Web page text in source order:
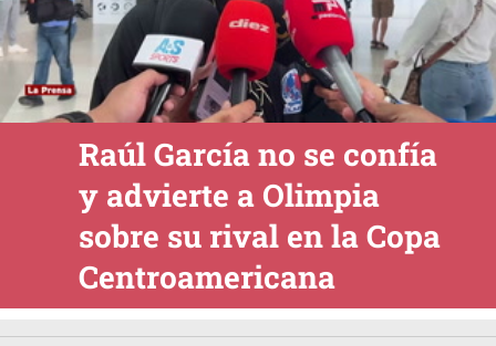
Raúl García no se confía
y advierte a Olimpia
sobre su rival en la Copa
Centroamericana